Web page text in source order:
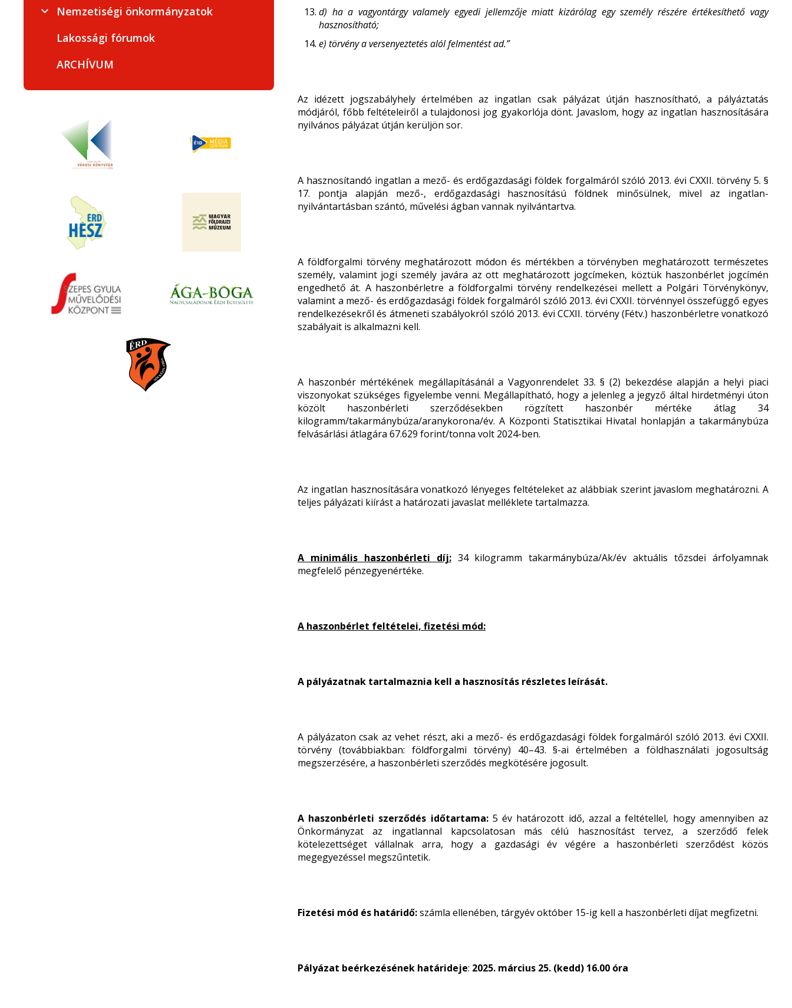
d) ha a vagyontárgy valamely egyedi jellemzője miatt kizárólag egy személy részére értékesíthető vagy
hasznosítható;
e) törvény a versenyeztetés alól felmentést ad.”
Az idézett jogszabályhely értelmében az ingatlan csak pályázat útján hasznosítható, a pályáztatás
módjáról, főbb feltételeiről a tulajdonosi jog gyakorlója dönt. Javaslom, hogy az ingatlan hasznosítására
nyilvános pályázat útján kerüljön sor.
A hasznosítandó ingatlan a mező- és erdőgazdasági földek forgalmáról szóló 2013. évi CXXII. törvény 5. §
17. pontja alapján mező-, erdőgazdasági hasznosítású földnek minősülnek, mivel az ingatlan-
nyilvántartásban szántó, művelési ágban vannak nyilvántartva.
A földforgalmi törvény meghatározott módon és mértékben a törvényben meghatározott természetes
személy, valamint jogi személy javára az ott meghatározott jogcímeken, köztük haszonbérlet jogcímén
engedhető át. A haszonbérletre a földforgalmi törvény rendelkezései mellett a Polgári Törvénykönyv,
valamint a mező- és erdőgazdasági földek forgalmáról szóló 2013. évi CXXII. törvénnyel összefüggő egyes
rendelkezésekről és átmeneti szabályokról szóló 2013. évi CCXII. törvény (Fétv.) haszonbérletre vonatkozó
szabályait is alkalmazni kell.
A haszonbér mértékének megállapításánál a Vagyonrendelet 33. § (2) bekezdése alapján a helyi piaci
viszonyokat szükséges figyelembe venni. Megállapítható, hogy a jelenleg a jegyző által hirdetményi úton
közölt haszonbérleti szerződésekben rögzített haszonbér mértéke átlag 34
kilogramm/takarmánybúza/aranykorona/év. A Központi Statisztikai Hivatal honlapján a takarmánybúza
felvásárlási átlagára 67.629 forint/tonna volt 2024-ben.
Az ingatlan hasznosítására vonatkozó lényeges feltételeket az alábbiak szerint javaslom meghatározni. A
teljes pályázati kiírást a határozati javaslat melléklete tartalmazza.
A minimális haszonbérleti díj: 34 kilogramm takarmánybúza/Ak/év aktuális tőzsdei árfolyamnak
megfelelő pénzegyenértéke.
A haszonbérlet feltételei, fizetési mód:
A pályázatnak tartalmaznia kell a hasznosítás részletes leírását.
A pályázaton csak az vehet részt, aki a mező- és erdőgazdasági földek forgalmáról szóló 2013. évi CXXII.
törvény (továbbiakban: földforgalmi törvény) 40–43. §-ai
értelmében a földhasználati jogosultság
megszerzésére, a haszonbérleti szerződés megkötésére jogosult.
A haszonbérleti szerződés időtartama:5 év határozott idő, azzal a feltétellel, hogy amennyiben az
Önkormányzat az ingatlannal kapcsolatosan más célú hasznosítást tervez, a szerződő felek
kötelezettséget vállalnak arra, hogy a gazdasági év végére a haszonbérleti szerződést közös
megegyezéssel megszűntetik.
Fizetési mód és határidő:számla ellenében, tárgyév október 15-ig kell a haszonbérleti díjat megfizetni.
Pályázat beérkezésének határideje: 2025. március 25. (kedd) 16.00 óra
Nemzetiségi önkormányzatok
Lakossági fórumok
ARCHÍVUM